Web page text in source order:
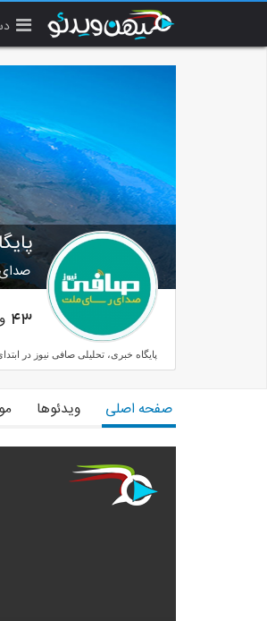
43
پایگاه خبری، تحلیلی صافی نیوز در ابتدای آذر ماه سال ۱۳۹۵ به عرصه خبری کشور پیوست و با تلاش ها و پیگیری های مستمر در بهمن ماه ۱۳۹۶ مؤفق به دریافت مجوز رسمی
صفحه اصلی ویدئوها